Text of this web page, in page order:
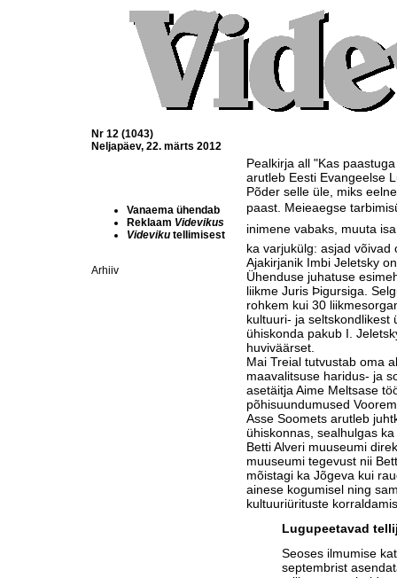
Nr 12 (1043)
Neljapäev, 22. märts 2012
Vanaema ühendab
Reklaam Videvikus
Videviku tellimisest
Arhiiv
Pealkirja all "Kas
arutleb Eesti Evangeelse
Põder selle üle, miks
paast. Meieaegse
inimene vabaks, muuta
ka varjukülg: asjad võivad
Ajakirjanik Imbi Jeletsky
Ühenduse juhatuse
liikme Juris Þigursiga.
rohkem kui 30
kultuuri- ja seltskondlikest
ühiskonda pakub I.
huviväärset.
Mai Treial tutvustab oma
maavalitsuse haridus- ja
asetäitja Aime Meltsase
põhisuundumused
Asse Soomets arutleb
ühiskonnas, sealhulgas
Betti Alveri muuseumi
muuseumi tegevust nii
mõistagi ka Jõgeva kui
ainese kogumisel ning
kultuuriürituste
Lugupeetavad
Seoses ilmumise
septembrist